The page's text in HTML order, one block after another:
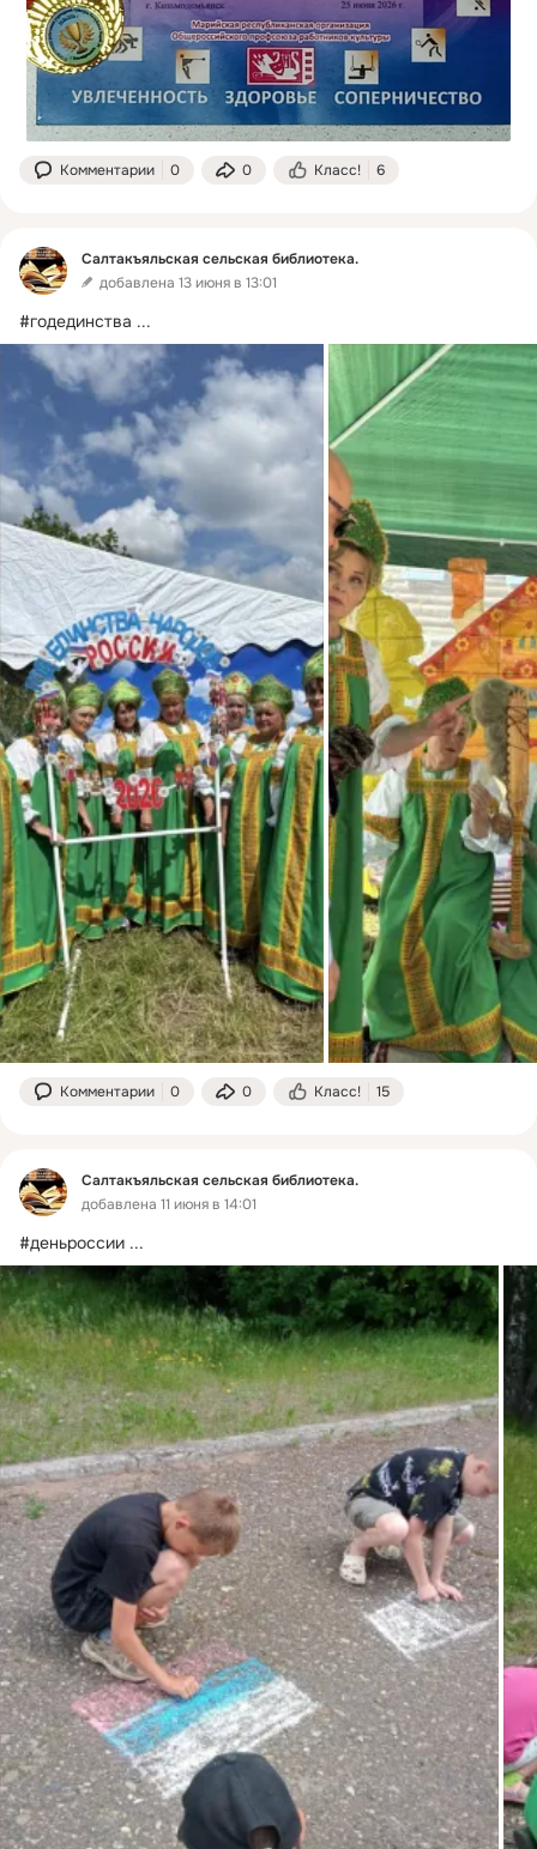
Комментарии 0 0 Класс! 6
Салтакъяльская сельская библиотека.
добавлена 13 июня в 13:01
#годединства ...
Комментарии 0 0 Класс! 15
Салтакъяльская сельская библиотека.
добавлена 11 июня в 14:01
#деньроссии ...